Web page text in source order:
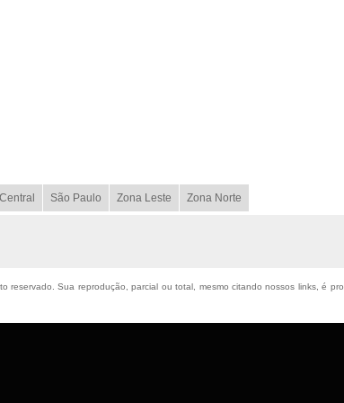
São Paulo Zona Leste Zona Norte
reservado. Sua reprodução, parcial ou total, mesmo citando nossos links, é